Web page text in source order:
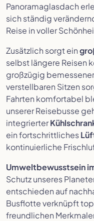
Panoramaglasdach
sich ständig
Reise in voller
Zusätzlich sorgt ein
selbst längere Reisen
großzügig
verstellbaren Sitzen
Fahrten komfortabel
unserer Reisebusse
integrierter
ein fortschrittliches
kontinuierliche
Umweltbewusstsein
Schutz unseres
entschieden auf
Busflotte verknüpft
freundlichen